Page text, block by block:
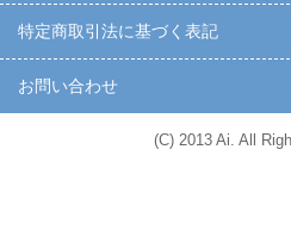
特定商取引法に基づく表記
お問い合わせ
(C) 2013 Ai. All